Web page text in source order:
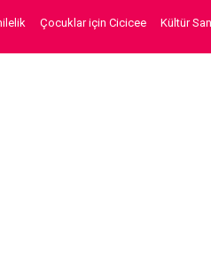
Çocuklar için Cicicee Kültür